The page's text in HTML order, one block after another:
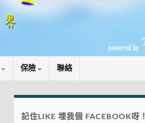
保險 聯絡
記住LIKE 埋我個 FACEBOOK呀！